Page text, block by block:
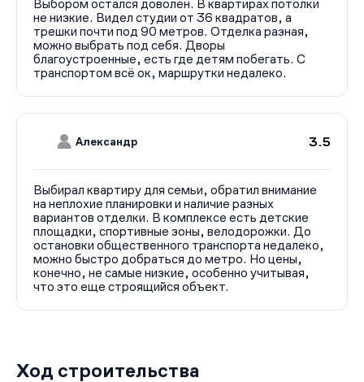
Выбором остался доволен. В квартирах потолки
не низкие. Видел студии от 36 квадратов, а
трешки почти под 90 метров. Отделка разная,
можно выбрать под себя. Дворы
благоустроенные, есть где детям побегать. С
транспортом всё ок, маршрутки недалеко.
Александр 3.5
Выбирал квартиру для семьи, обратил внимание
на неплохие планировки и наличие разных
вариантов отделки. В комплексе есть детские
площадки, спортивные зоны, велодорожки. До
остановки общественного транспорта недалеко,
можно быстро добраться до метро. Но цены,
конечно, не самые низкие, особенно учитывая,
что это еще строящийся объект.
Ход строительства